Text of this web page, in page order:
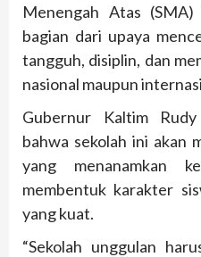
Menengah Atas
bagian dari upaya
tangguh, disiplin, dan
nasional maupun
Gubernur Kaltim Rudy
bahwa sekolah ini akan
yang menanamkan
membentuk karakter
yang kuat.
“Sekolah unggulan